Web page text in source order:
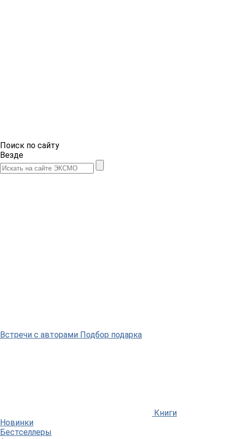
Поиск по сайту
Везде
Встречи с авторами Подбор подарка
Книги
Новинки
Бестселлеры